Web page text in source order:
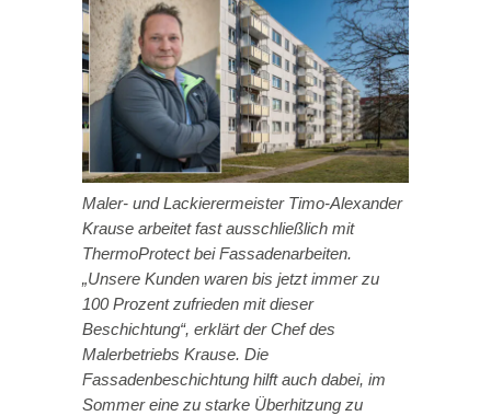
Maler- und Lackierermeister Timo-Alexander
Krause arbeitet fast ausschließlich mit
ThermoProtect bei Fassadenarbeiten.
„Unsere Kunden waren bis jetzt immer zu
100 Prozent zufrieden mit dieser
Beschichtung“, erklärt der Chef des
Malerbetriebs Krause. Die
Fassadenbeschichtung hilft auch dabei, im
Sommer eine zu starke Überhitzung zu